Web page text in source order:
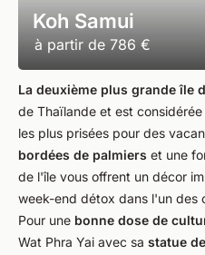
Koh Samui
à partir de 786 €
La deuxième plus grande île
de Thaïlande et est
les plus prisées pour des
bordées de palmiers et une
de l'île vous offrent un décor
week-end détox dans l'un des
Pour une bonne dose de
Wat Phra Yai avec sa statue